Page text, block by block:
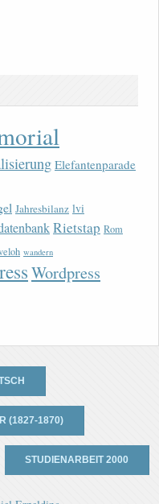
Elefantenparade
Jahresbilanz lvi
Rietstap Rom
wandern
Wordpress
(1827-1870)
STUDIENARBEIT 2000